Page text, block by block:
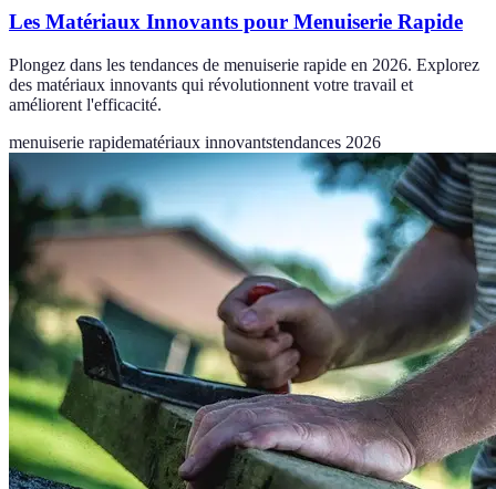
Les Matériaux Innovants pour Menuiserie Rapide
Plongez dans les tendances de menuiserie rapide en 2026. Explorez
des matériaux innovants qui révolutionnent votre travail et
améliorent l'efficacité.
menuiserie rapidematériaux innovantstendances 2026